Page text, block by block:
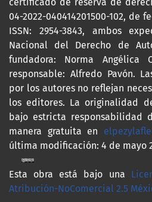
04-2022-040414201500-102, de
ISSN: 2954-3843, ambos
Nacional del Derecho de
fundadora: Norma Angélica
responsable: Alfredo Pavón.
por los autores no reflejan
los editores. La originalidad
bajo estricta responsabilidad
manera gratuita en
última modificación: 4 de mayo
Esta obra está bajo una
Atribución-NoComercial 2.5